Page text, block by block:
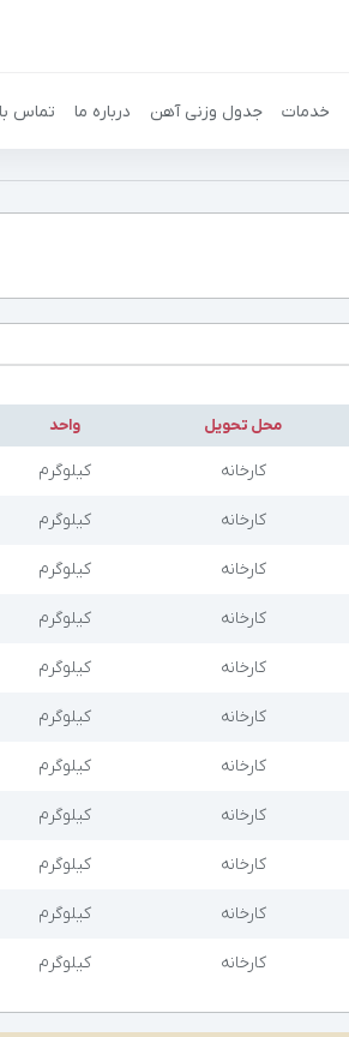
خدمات جدول وزنی آهن درباره ما تماس
محل تحویل واحد
کارخانه کیلوگرم
کارخانه کیلوگرم
کارخانه کیلوگرم
کارخانه کیلوگرم
کارخانه کیلوگرم
کارخانه کیلوگرم
کارخانه کیلوگرم
کارخانه کیلوگرم
کارخانه کیلوگرم
کارخانه کیلوگرم
کارخانه کیلوگرم